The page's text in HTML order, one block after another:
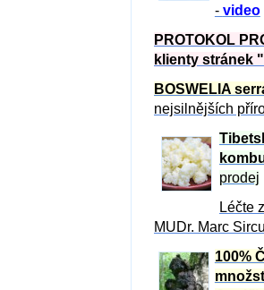
- video
PROTOKOL
klienty stránek
BOSWELIA
nejsilnějších
prodej
Léčte
MUDr. Marc
100%